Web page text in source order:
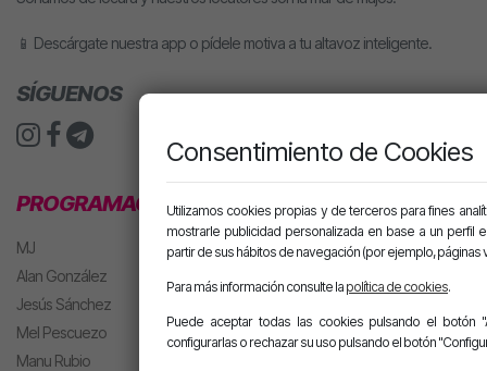
📱 Descárgate nuestra app o pídele motiva a tu altavoz inteligente.
SÍGUENOS
PROGRAMACIÓN
MJ
Alan González
Jesús Sánchez
Mel Pescuezo
Manu Rubio
Consentimiento de Cookies
Utilizamos cookies propias y de terceros para fines
mostrarle publicidad personalizada en base a un perfil
partir de sus hábitos de navegación (por ejemplo, páginas
Para más información consulte la política de cookies.
Puede aceptar todas las cookies pulsando el botón
configurarlas o rechazar su uso pulsando el botón